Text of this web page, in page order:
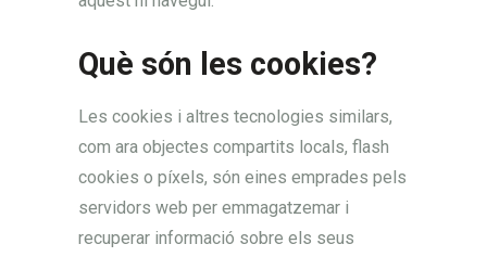
Què són les cookies?
Les cookies i altres tecnologies similars,
com ara objectes compartits locals, flash
cookies o píxels, són eines emprades pels
servidors web per emmagatzemar i
recuperar informació sobre els seus